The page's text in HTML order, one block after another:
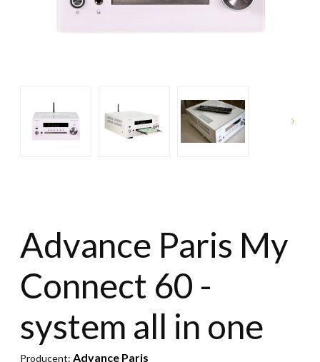
Advance Paris My
Connect 60 -
system all in one
Producent: Advance Paris